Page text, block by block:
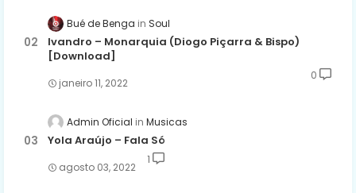
Bué de Benga Soul
Ivandro – Monarquia (Diogo Piçarra & Bispo)
[Download]
janeiro 11, 2022
0
Admin Oficial Musicas
Yola Araújo – Fala Só
agosto 03, 2022
1